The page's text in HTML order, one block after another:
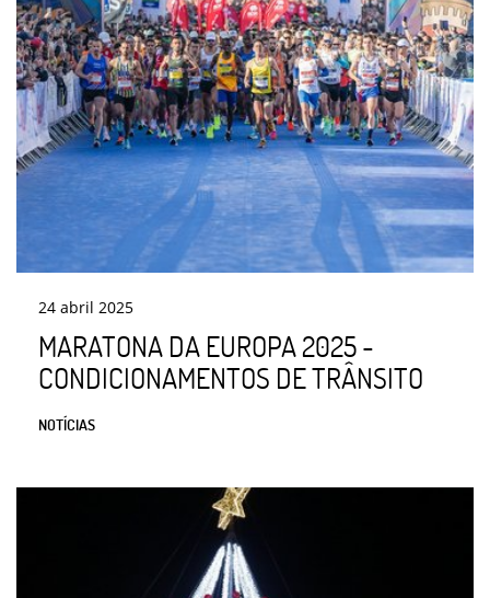
24 abril 2025
MARATONA DA EUROPA 2025 -
CONDICIONAMENTOS DE TRÂNSITO
NOTÍCIAS